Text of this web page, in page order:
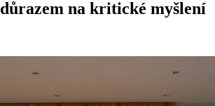
na kritické myšlení